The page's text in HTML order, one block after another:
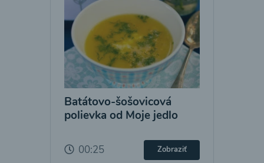
Batátovo-šošovicová
polievka od Moje jedlo
00:25 Zobraziť